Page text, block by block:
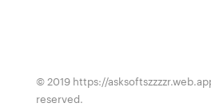
© 2019 https://
reserved.